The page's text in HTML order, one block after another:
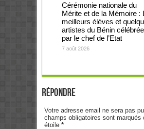
Cérémonie nationale du
Mérite et de la Mémoire :
meilleurs élèves et
artistes du Bénin
par le chef de l’Etat
7 août 2026
Répondre
Votre adresse email ne sera pas
champs obligatoires sont marqués
étoile *